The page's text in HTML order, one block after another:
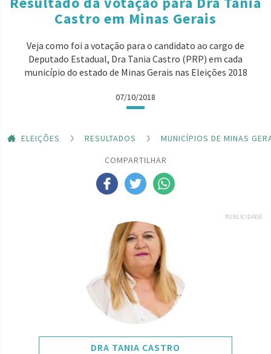
Castro em Minas Gerais
Veja como foi a votação para o candidato ao cargo de
Deputado Estadual, Dra Tania Castro (PRP) em cada
município do estado de Minas Gerais nas Eleições 2018
07/10/2018
ELEIÇÕES RESULTADOS
MUNICÍPIOS DE MINAS
COMPARTILHAR
PUBLICIDADE
DRA TANIA CASTRO